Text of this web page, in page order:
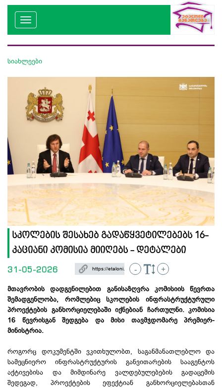
სიახლეები
სკოლების შესახებ გადაწყვეტილებებს 16-
კაციანი კომისია მიიღებს - დეტალები
31-05-2026 - +
მთავრობის დადგენილებით განისაზღვრა კომისიის წევრთა
შემადგენლობა, რომლებიც სკოლების ინფრასტრუქტურული
პროექტების განხორციელებაში იქნებიან ჩართულნი. კომისია
16 წევრისგან შედგება და მისი თავმჯდომარე პრემიერ-
მინისტრია.
როგორც დოკუმენტში ვკითხულობთ, საგანმანათლებლო და
სამეცნიერო ინფრასტრუქტურის განვითარების სააგენტოს
აქტივებისა და მიმდინარე ვალდებულებების გადაცემის
შედეგად, პროექტების ეფექტიან განხორციელებასთან